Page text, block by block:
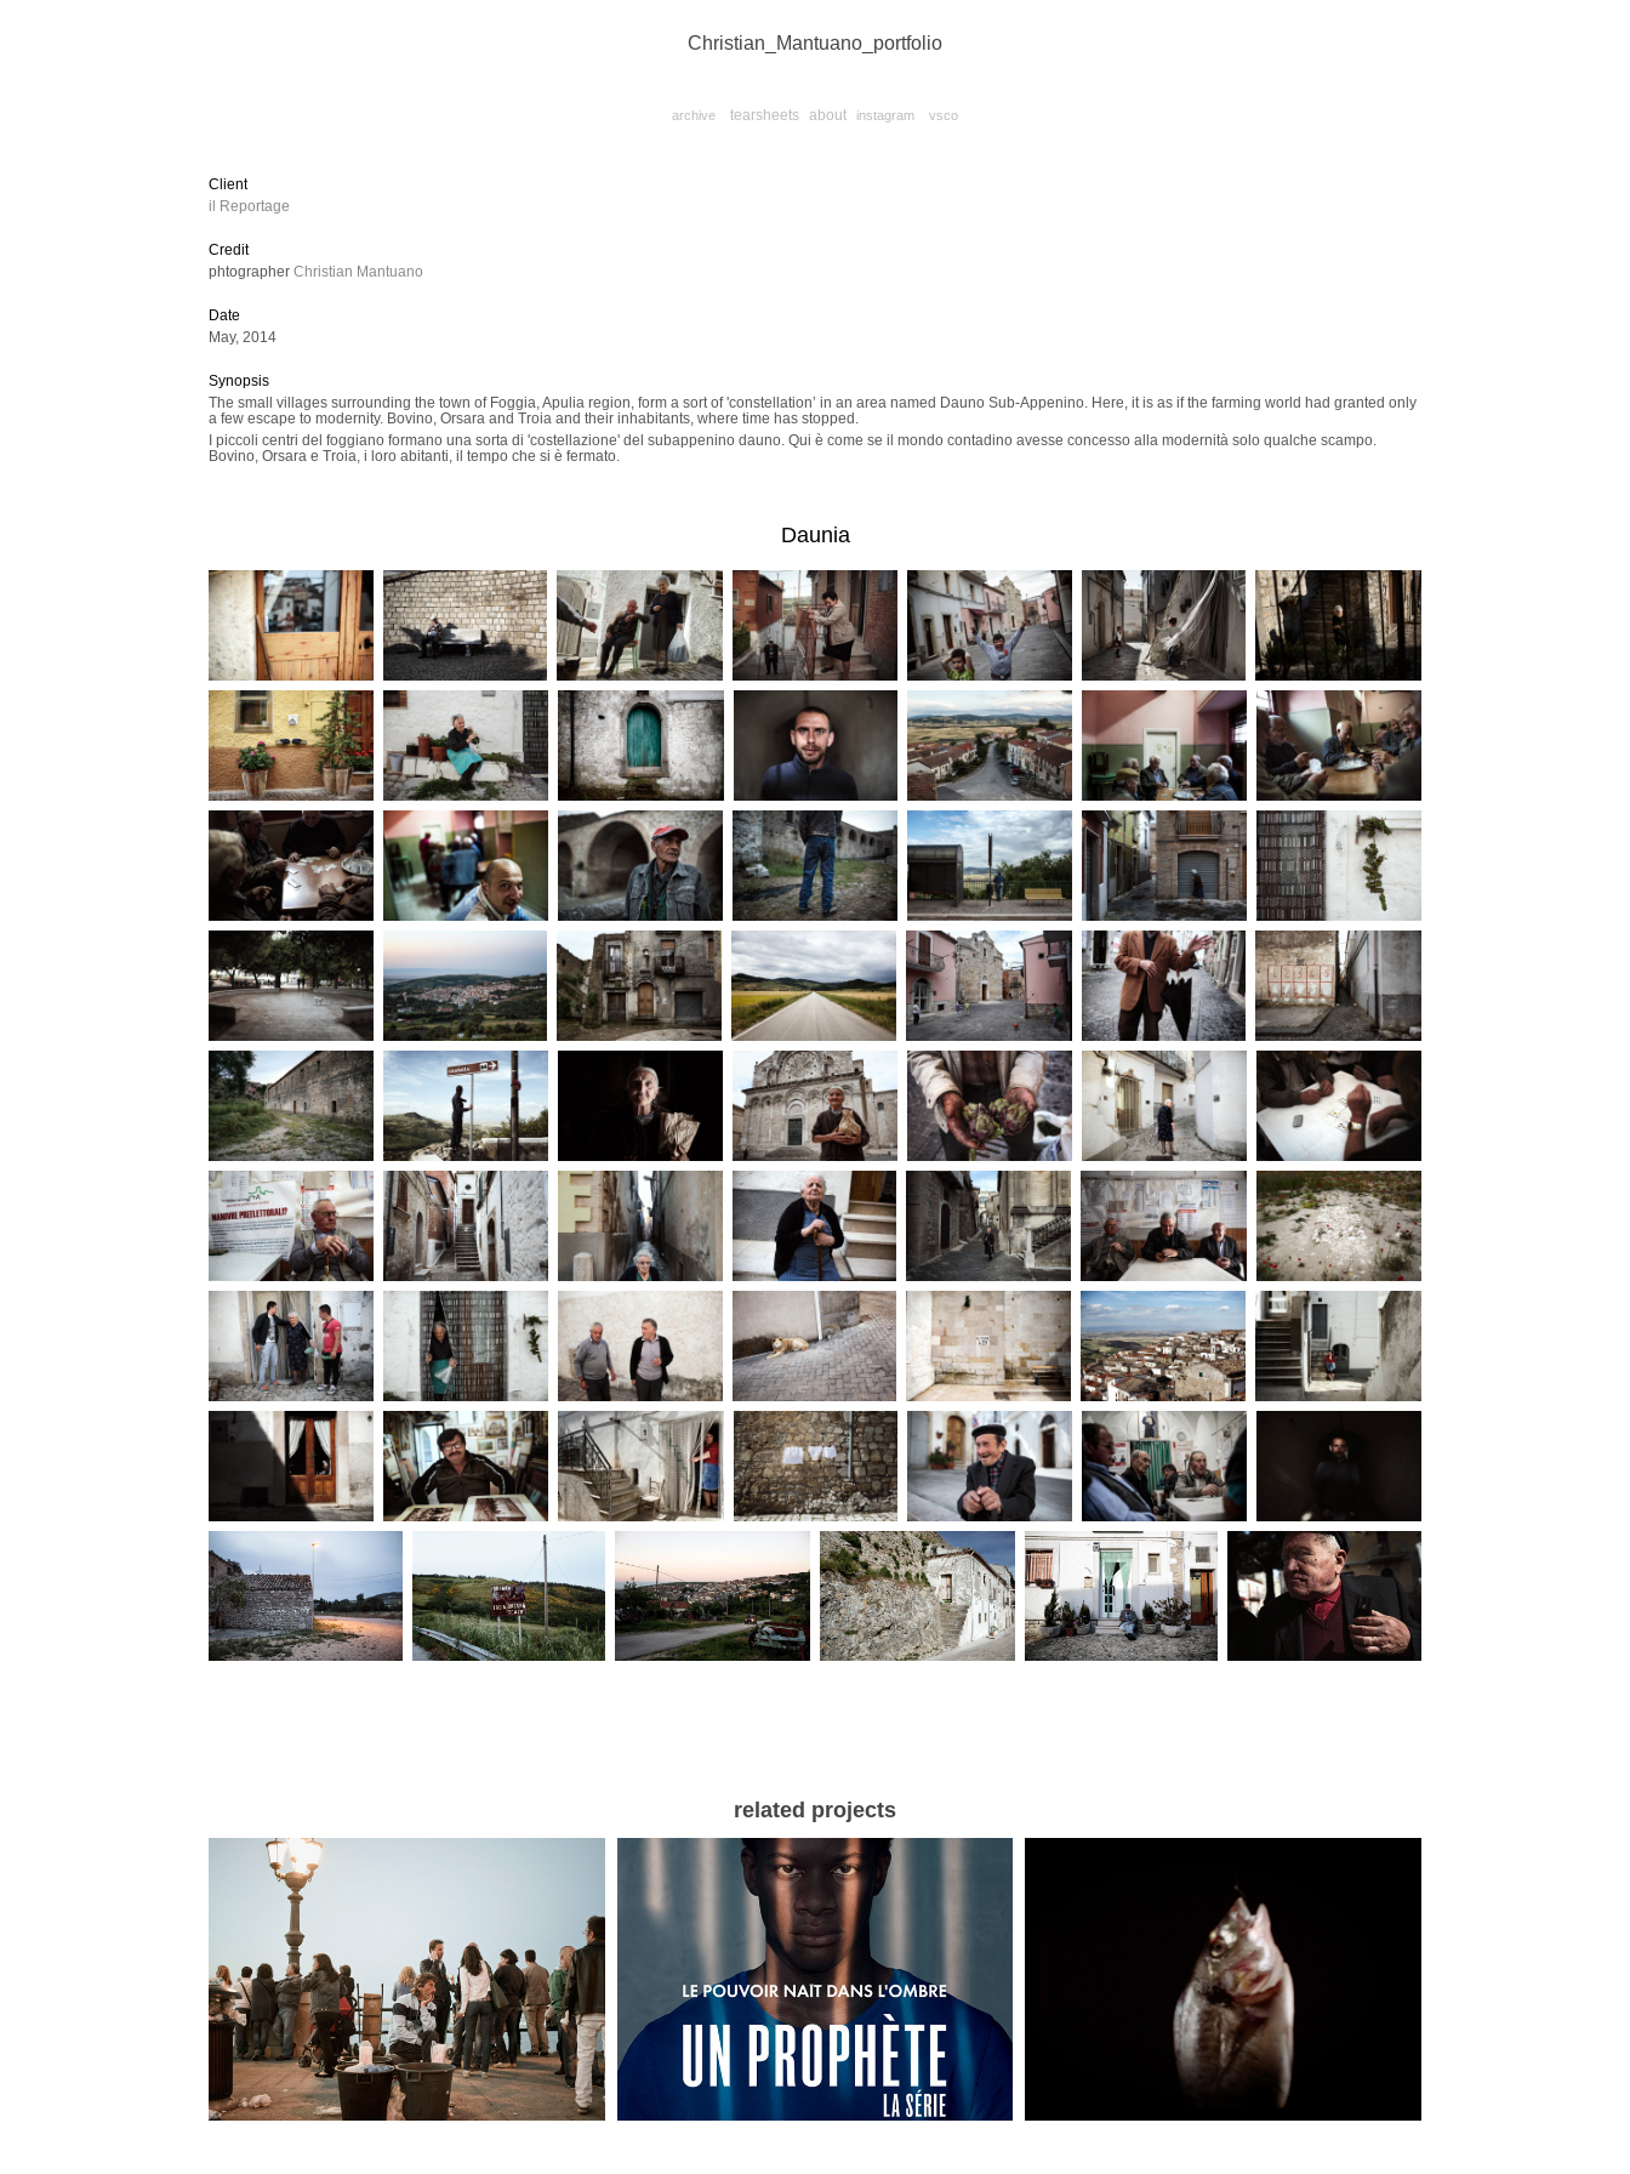
Christian_Mantuano_portfolio
archive tearsheets about instagram vsco
Client
il Reportage
Credit
phtographer Christian Mantuano
Date
May, 2014
Synopsis
The small villages surrounding the town of Foggia, Apulia region, form a sort of 'constellation’ in an area named Dauno Sub-Appenino. Here, it is as if the farming world had granted only
a few escape to modernity. Bovino, Orsara and Troia and their inhabitants, where time has stopped.
I piccoli centri del foggiano formano una sorta di 'costellazione' del subappenino dauno. Qui è come se il mondo contadino avesse concesso alla modernità solo qualche scampo.
Bovino, Orsara e Troia, i loro abitanti, il tempo che si è fermato.
Daunia
related projects